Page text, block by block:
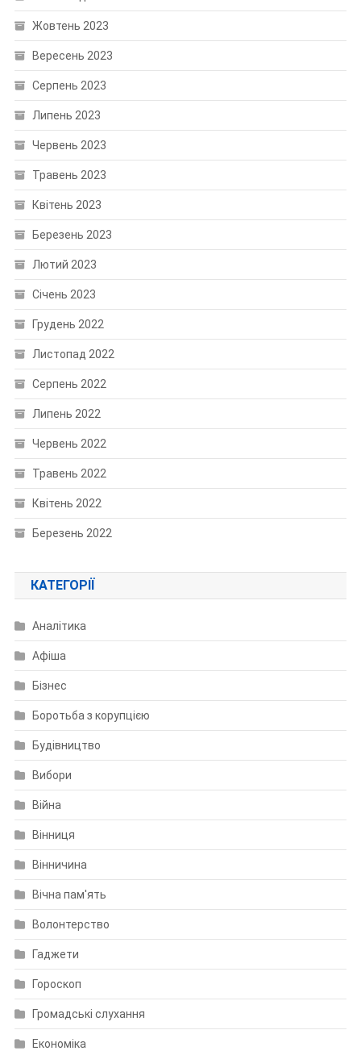
Жовтень 2023
Вересень 2023
Серпень 2023
Липень 2023
Червень 2023
Травень 2023
Квітень 2023
Березень 2023
Лютий 2023
Січень 2023
Грудень 2022
Листопад 2022
Серпень 2022
Липень 2022
Червень 2022
Травень 2022
Квітень 2022
Березень 2022
КАТЕГОРІЇ
Аналітика
Афіша
Бізнес
Боротьба з корупцією
Будівництво
Вибори
Війна
Вінниця
Вінничина
Вічна пам'ять
Волонтерство
Гаджети
Гороскоп
Громадські слухання
Економіка